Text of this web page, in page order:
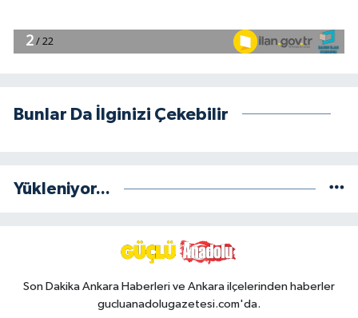
Bunlar Da İlginizi Çekebilir
Yükleniyor...
Son Dakika Ankara Haberleri ve Ankara ilçelerinden haberler
gucluanadolugazetesi.com'da.